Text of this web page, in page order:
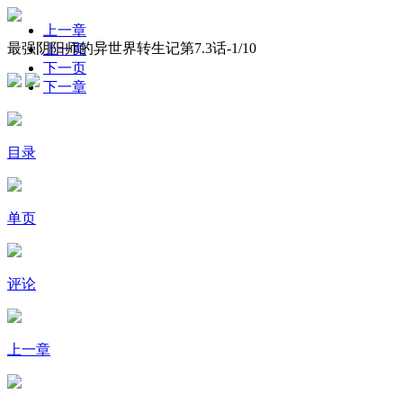
最强阴阳师的异世界转生记第7.3话-1/10
上一章
上一页
下一页
下一章
目录
单页
评论
上一章